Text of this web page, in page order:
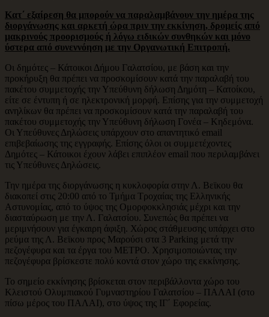
Κατ΄ εξαίρεση θα μπορούν να παραλαμβάνουν την ημέρα της
διοργάνωσης και αρκετή ώρα πριν την εκκίνηση, δρομείς από
μακρινούς προορισμούς ή λόγω ειδικών συνθηκών και μόνο
ύστερα από συνεννόηση με την Οργανωτική Επιτροπή.
Οι δημότες – Κάτοικοι Δήμου Γαλατσίου, με βάση και την
προκήρυξη θα πρέπει να προσκομίσουν κατά την παραλαβή του
πακέτου συμμετοχής την Υπεύθυνη δήλωση Δημότη – Κατοίκου,
είτε σε έντυπη ή σε ηλεκτρονική μορφή. Επίσης για την συμμετοχή
ανηλίκων θα πρέπει να προσκομίσουν κατά την παραλαβή του
πακέτου συμμετοχής την Υπεύθυνη δήλωση Γονέα – Κηδεμόνα.
Οι Υπεύθυνες Δηλώσεις υπάρχουν στο απαντητικό email
επιβεβαίωσης της εγγραφής. Επίσης όλοι οι συμμετέχοντες
Δημότες – Κάτοικοι έχουν λάβει επιπλέον email που περιλαμβάνει
τις Υπεύθυνες Δηλώσεις.
Την ημέρα της διοργάνωσης η κυκλοφορία στην Λ. Βεϊκου θα
διακοπεί στις 20:00 από το Τμήμα Τροχαίας της Ελληνικής
Αστυνομίας, από το ύψος της Ομορφοκκλησιάς μέχρι και την
διασταύρωση με την Λ. Γαλατσίου. Συνεπώς θα πρέπει να
μεριμνήσουν για έγκαιρη άφιξη. Χώρος στάθμευσης υπάρχει στο
ρεύμα της Λ. Βεϊκου προς Μαρούσι στα 3 Parking μετά την
πεζογέφυρα και τα έργα του ΜΕΤΡΟ. Χρησιμοποιώντας την
πεζογέφυρα βρίσκεστε πολύ κοντά στον χώρο της εκκίνησης.
Το σημείο εκκίνησης βρίσκεται στον περιβάλλοντα χώρο του
Κλειστού Ολυμπιακού Γυμναστηρίου Γαλατσίου – ΠΑΛΑΙ (στο
πίσω μέρος του ΠΑΛΑΙ), στο ύψος της ΙΓ΄ Εφορείας.